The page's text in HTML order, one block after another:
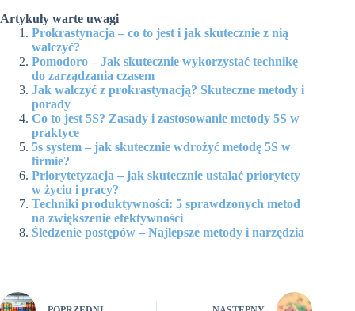
Artykuły warte uwagi
Prokrastynacja – co to jest i jak skutecznie z nią
walczyć?
Pomodoro – Jak skutecznie wykorzystać technikę
do zarządzania czasem
Jak walczyć z prokrastynacją? Skuteczne metody i
porady
Co to jest 5S? Zasady i zastosowanie metody 5S w
praktyce
5s system – jak skutecznie wdrożyć metodę 5S w
firmie?
Priorytetyzacja – jak skutecznie ustalać priorytety
w życiu i pracy?
Techniki produktywności: 5 sprawdzonych metod
na zwiększenie efektywności
Śledzenie postępów – Najlepsze metody i narzędzia